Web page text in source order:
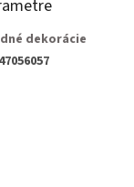
dekorácie